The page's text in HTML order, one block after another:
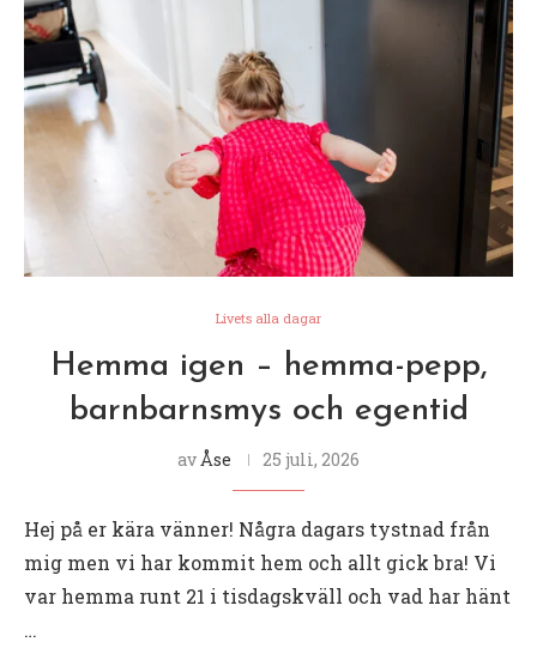
Livets alla dagar
Hemma igen – hemma-pepp,
barnbarnsmys och egentid
av Åse 25 juli, 2026
Hej på er kära vänner! Några dagars tystnad från
mig men vi har kommit hem och allt gick bra! Vi
var hemma runt 21 i tisdagskväll och vad har hänt
…